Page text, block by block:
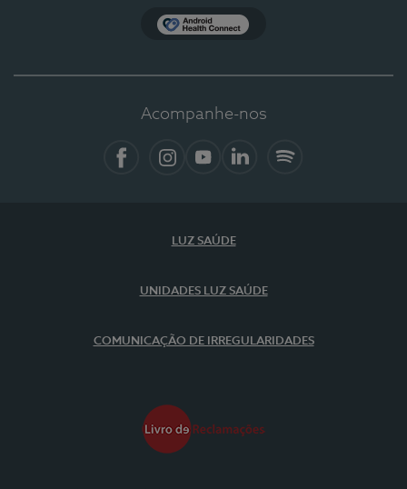
Acompanhe-nos
LUZ SAÚDE
UNIDADES LUZ SAÚDE
COMUNICAÇÃO DE IRREGULARIDADES